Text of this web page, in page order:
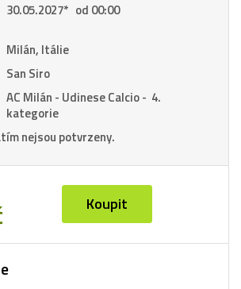
30.05.2027* od 00:00
Milán, Itálie
San Siro
AC Milán - Udinese Calcio - 4.
kategorie
nejsou potvrzeny.
Koupit